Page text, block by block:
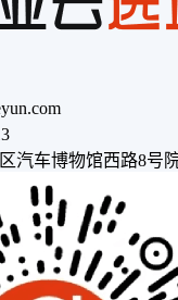
汽车博物馆西路8号